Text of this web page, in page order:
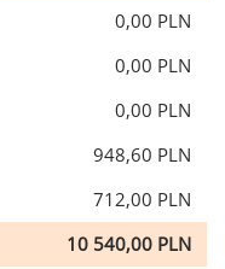
0,00 PLN
0,00 PLN
0,00 PLN
948,60 PLN
712,00 PLN
10 540,00 PLN